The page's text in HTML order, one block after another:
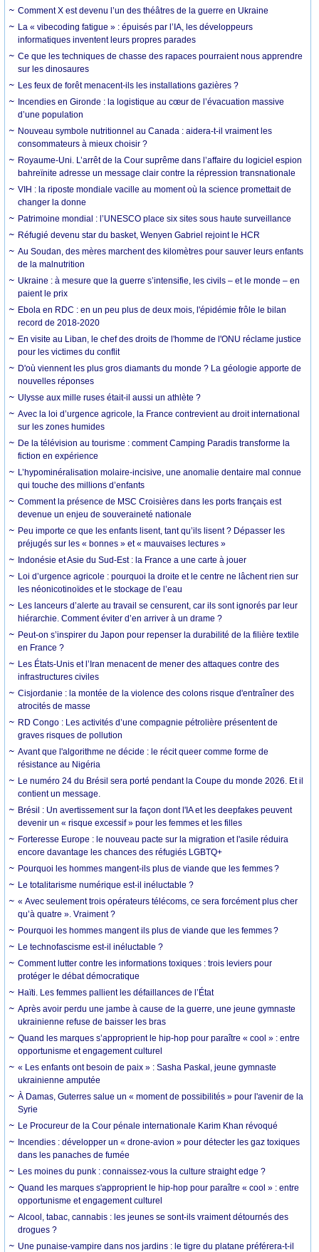
Comment X est devenu l’un des théâtres de la guerre en Ukraine
La « vibecoding fatigue » : épuisés par l’IA, les développeurs
informatiques inventent leurs propres parades
Ce que les techniques de chasse des rapaces pourraient nous apprendre
sur les dinosaures
Les feux de forêt menacent-ils les installations gazières ?
Incendies en Gironde : la logistique au cœur de l’évacuation massive
d’une population
Nouveau symbole nutritionnel au Canada : aidera-t-il vraiment les
consommateurs à mieux choisir ?
Royaume-Uni. L’arrêt de la Cour suprême dans l’affaire du logiciel espion
bahreïnite adresse un message clair contre la répression transnationale
VIH : la riposte mondiale vacille au moment où la science promettait de
changer la donne
Patrimoine mondial : l’UNESCO place six sites sous haute surveillance
Réfugié devenu star du basket, Wenyen Gabriel rejoint le HCR
Au Soudan, des mères marchent des kilomètres pour sauver leurs enfants
de la malnutrition
Ukraine : à mesure que la guerre s’intensifie, les civils – et le monde – en
paient le prix
Ebola en RDC : en un peu plus de deux mois, l'épidémie frôle le bilan
record de 2018-2020
En visite au Liban, le chef des droits de l'homme de l'ONU réclame justice
pour les victimes du conflit
D'où viennent les plus gros diamants du monde ? La géologie apporte de
nouvelles réponses
Ulysse aux mille ruses était-il aussi un athlète ?
Avec la loi d’urgence agricole, la France contrevient au droit international
sur les zones humides
De la télévision au tourisme : comment Camping Paradis transforme la
fiction en expérience
L’hypominéralisation molaire-incisive, une anomalie dentaire mal connue
qui touche des millions d’enfants
Comment la présence de MSC Croisières dans les ports français est
devenue un enjeu de souveraineté nationale
Peu importe ce que les enfants lisent, tant qu’ils lisent ? Dépasser les
préjugés sur les « bonnes » et « mauvaises lectures »
Indonésie et Asie du Sud-Est : la France a une carte à jouer
Loi d’urgence agricole : pourquoi la droite et le centre ne lâchent rien sur
les néonicotinoïdes et le stockage de l’eau
Les lanceurs d’alerte au travail se censurent, car ils sont ignorés par leur
hiérarchie. Comment éviter d’en arriver à un drame ?
Peut-on s’inspirer du Japon pour repenser la durabilité de la filière textile
en France ?
Les États-Unis et l’Iran menacent de mener des attaques contre des
infrastructures civiles
Cisjordanie : la montée de la violence des colons risque d'entraîner des
atrocités de masse
RD Congo : Les activités d’une compagnie pétrolière présentent de
graves risques de pollution
Avant que l'algorithme ne décide : le récit queer comme forme de
résistance au Nigéria
Le numéro 24 du Brésil sera porté pendant la Coupe du monde 2026. Et il
contient un message.
Brésil : Un avertissement sur la façon dont l'IA et les deepfakes peuvent
devenir un « risque excessif » pour les femmes et les filles
Forteresse Europe : le nouveau pacte sur la migration et l'asile réduira
encore davantage les chances des réfugiés LGBTQ+
Pourquoi les hommes mangent-ils plus de viande que les femmes ?
Le totalitarisme numérique est-il inéluctable ?
« Avec seulement trois opérateurs télécoms, ce sera forcément plus cher
qu’à quatre ». Vraiment ?
Pourquoi les hommes mangent ils plus de viande que les femmes ?
Le technofascisme est-il inéluctable ?
Comment lutter contre les informations toxiques : trois leviers pour
protéger le débat démocratique
Haïti. Les femmes pallient les défaillances de l’État
Après avoir perdu une jambe à cause de la guerre, une jeune gymnaste
ukrainienne refuse de baisser les bras
Quand les marques s’approprient le hip-hop pour paraître « cool » : entre
opportunisme et engagement culturel
« Les enfants ont besoin de paix » : Sasha Paskal, jeune gymnaste
ukrainienne amputée
À Damas, Guterres salue un « moment de possibilités » pour l'avenir de la
Syrie
Le Procureur de la Cour pénale internationale Karim Khan révoqué
Incendies : développer un « drone-avion » pour détecter les gaz toxiques
dans les panaches de fumée
Les moines du punk : connaissez-vous la culture straight edge ?
Quand les marques s'approprient le hip-hop pour paraître « cool » : entre
opportunisme et engagement culturel
Alcool, tabac, cannabis : les jeunes se sont-ils vraiment détournés des
drogues ?
Une punaise-vampire dans nos jardins : le tigre du platane préférera-t-il